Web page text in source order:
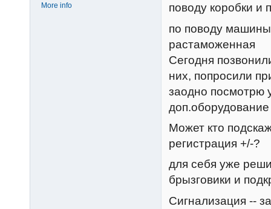
More info
поводу коробки и
по поводу
растаможенная
Сегодня
них, попросили
заодно посмотрю
Может кто
регистрация +/-?
для себя уже
брызговики и
Сигнализация --